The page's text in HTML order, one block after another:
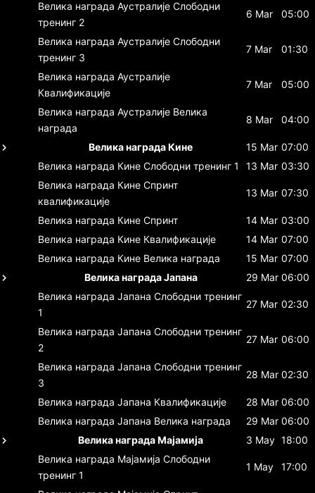
Велика награда Аустралије Слободни
тренинг 2
6 Mar 05:00
Велика награда Аустралије Слободни
тренинг 3
7 Mar 01:30
Велика награда Аустралије
Квалификације
7 Mar 05:00
Велика награда Аустралије Велика
награда
8 Mar 04:00
Велика награда Кине 15 Mar 07:00
Велика награда Кине Слободни тренинг 1 13 Mar 03:30
Велика награда Кине Спринт
квалификације
13 Mar 07:30
Велика награда Кине Спринт 14 Mar 03:00
Велика награда Кине Квалификације 14 Mar 07:00
Велика награда Кине Велика награда 15 Mar 07:00
Велика награда Јапана
29 Mar 06:00
Велика награда Јапана Слободни тренинг
1
27 Mar 02:30
Велика награда Јапана Слободни тренинг
2
27 Mar 06:00
Велика награда Јапана Слободни тренинг
3
28 Mar 02:30
Велика награда Јапана Квалификације 28 Mar 06:00
Велика награда Јапана Велика награда 29 Mar 06:00
Велика награда Мајамија
3 May 18:00
Велика награда Мајамија Слободни
тренинг 1
1 May 17:00